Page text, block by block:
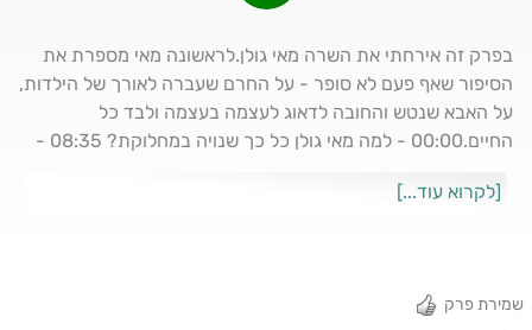
בפרק זה אירחתי את השרה מאי גולן.לראשונה מאי מספרת את
הסיפור שאף פעם לא סופר - על החרם שעברה לאורך של הילדות,
על האבא שנטש והחובה לדאוג לעצמה בעצמה ולבד כל
החיים.00:00 - למה מאי גולן כל כך שנויה במחלוקת? 08:35 -
[לקרוא עוד...]
שמירת פרק